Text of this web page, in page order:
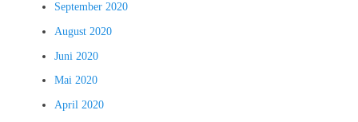
September 2020
August 2020
Juni 2020
Mai 2020
April 2020